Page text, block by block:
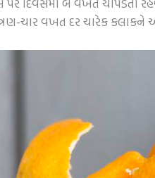
ચાર વખત દર ચારેક